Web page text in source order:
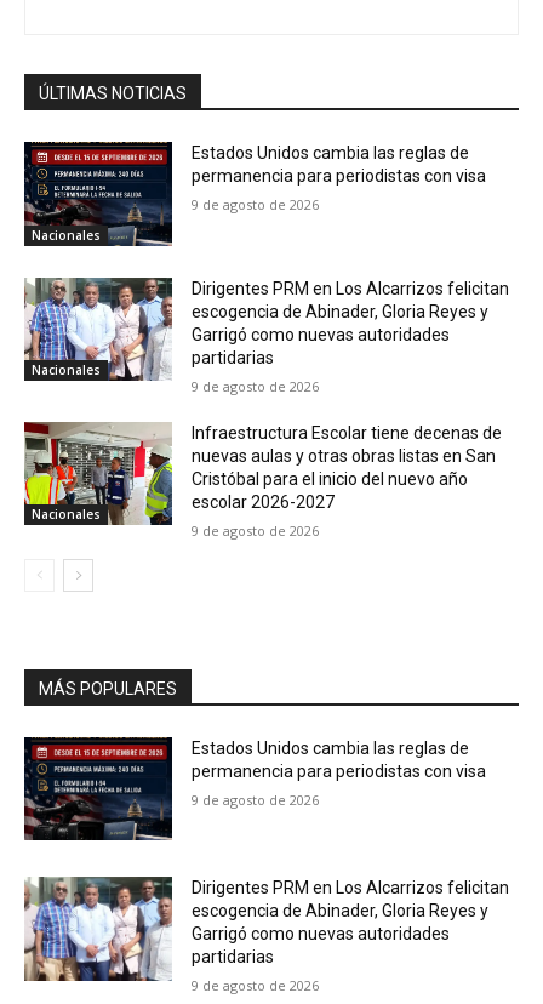
ÚLTIMAS NOTICIAS
Nacionales
Estados Unidos cambia las reglas de
permanencia para periodistas con visa
9 de agosto de 2026
Nacionales
Dirigentes PRM en Los Alcarrizos felicitan
escogencia de Abinader, Gloria Reyes y
Garrigó como nuevas autoridades
partidarias
9 de agosto de 2026
Nacionales
Infraestructura Escolar tiene decenas de
nuevas aulas y otras obras listas en San
Cristóbal para el inicio del nuevo año
escolar 2026-2027
9 de agosto de 2026
MÁS POPULARES
Estados Unidos cambia las reglas de
permanencia para periodistas con visa
9 de agosto de 2026
Dirigentes PRM en Los Alcarrizos felicitan
escogencia de Abinader, Gloria Reyes y
Garrigó como nuevas autoridades
partidarias
9 de agosto de 2026